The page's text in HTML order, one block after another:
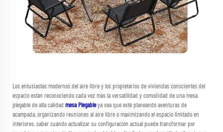
Los entusiastas modernos del aire libre y los propietarios de viviendas conscientes del
espacio están reconociendo cada vez más la versatilidad y comodidad de una mesa
plegable de alta calidad mesa Plegableya sea que esté planeando aventuras de
acampada, organizando reuniones al aire libre o maximizando el espacio limitado en
interiores, saber cuándo actualizar su configuración actual puede transformar por